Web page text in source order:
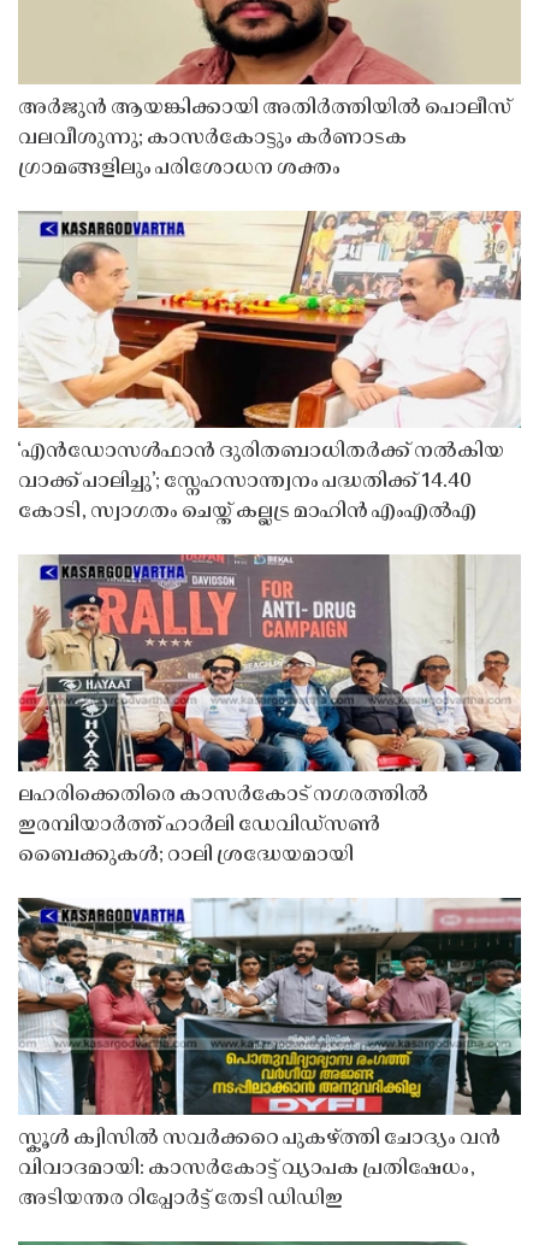
അർജുൻ ആയങ്കിക്കായി അതിർത്തിയിൽ പൊലീസ്
വലവീശുന്നു; കാസർകോട്ടും കർണാടക
ഗ്രാമങ്ങളിലും പരിശോധന ശക്തം
‘എൻഡോസൾഫാൻ ദുരിതബാധിതർക്ക് നൽകിയ
വാക്ക് പാലിച്ചു’; സ്നേഹസാന്ത്വനം പദ്ധതിക്ക് 14.40
കോടി, സ്വാഗതം ചെയ്ത് കല്ലട്ര മാഹിൻ എംഎൽഎ
ലഹരിക്കെതിരെ കാസർകോട് നഗരത്തിൽ
ഇരമ്പിയാർത്ത് ഹാർലി ഡേവിഡ്‌സൺ
ബൈക്കുകൾ; റാലി ശ്രദ്ധേയമായി
സ്കൂൾ ക്വിസിൽ സവർക്കറെ പുകഴ്ത്തി ചോദ്യം വൻ
വിവാദമായി: കാസർകോട്ട് വ്യാപക പ്രതിഷേധം,
അടിയന്തര റിപ്പോർട്ട് തേടി ഡിഡിഇ